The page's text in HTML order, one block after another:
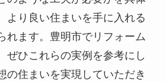
より良い住まいを手に入れる
れます。豊明市でリフォーム
ぜひこれらの実例を参考にし
の住まいを実現していただき